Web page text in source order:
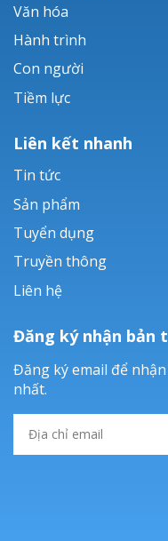
Văn hóa
Hành trình
Con người
Tiềm lực
Liên kết nhanh
Tin tức
Sản phẩm
Tuyển dụng
Truyền thông
Liên hệ
Đăng ký nhận bản
Đăng ký email để
nhất.